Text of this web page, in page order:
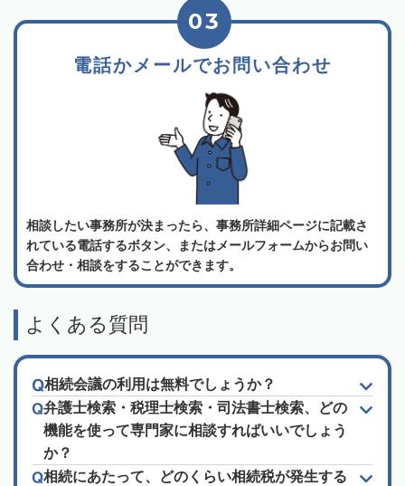
電話かメールでお問い合わせ
03
相談したい事務所が決まったら、事務所詳細ページに記載さ
れている電話するボタン、またはメールフォームからお問い
合わせ・相談をすることができます。
よくある質問
相続会議の利用は無料でしょうか？
弁護士検索・税理士検索・司法書士検索、どの
機能を使って専門家に相談すればいいでしょう
か？
相続にあたって、どのくらい相続税が発生する